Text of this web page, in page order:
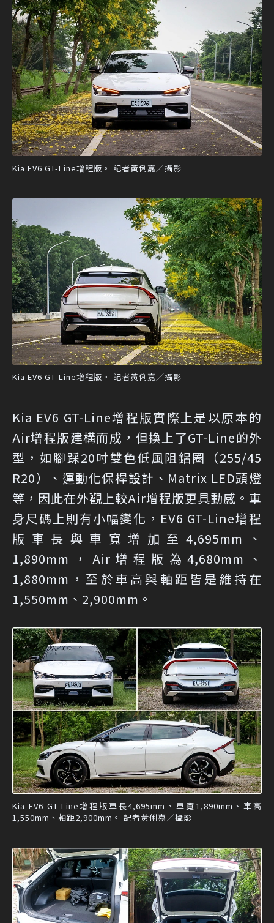
Kia EV6 GT-Line增程版。 記者黃俐嘉／攝影
Kia EV6 GT-Line增程版。 記者黃俐嘉／攝影
Kia EV6 GT-Line增程版實際上是以原本的
Air增程版建構而成，但換上了GT-Line的外
型，如腳踩20吋雙色低風阻鋁圈（255/45
R20）、運動化保桿設計、Matrix LED頭燈
等，因此在外觀上較Air增程版更具動感。車
身尺碼上則有小幅變化，EV6 GT-Line增程
版車長與車寬增加至4,695mm、
1,890mm，Air增程版為4,680mm、
1,880mm，至於車高與軸距皆是維持在
1,550mm、2,900mm。
Kia EV6 GT-Line增程版車長4,695mm、車寬1,890mm、車高
1,550mm、軸距2,900mm。 記者黃俐嘉／攝影